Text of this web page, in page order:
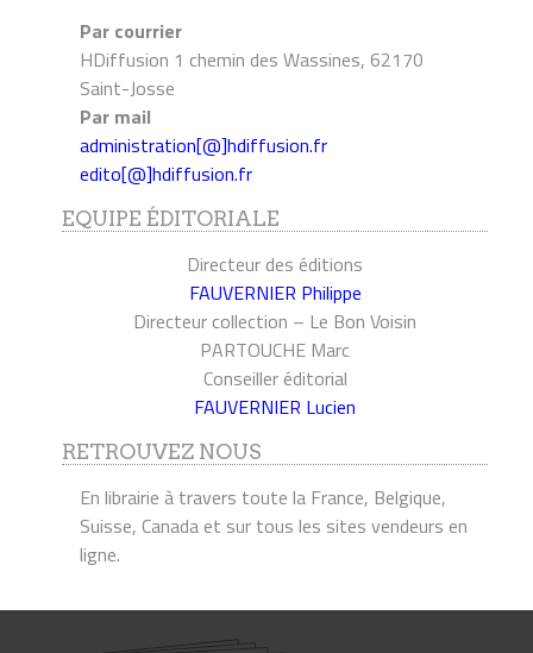
Par courrier
HDiffusion 1 chemin des Wassines, 62170
Saint-Josse
Par mail
administration[@]hdiffusion.fr
edito[@]hdiffusion.fr
EQUIPE ÉDITORIALE
Directeur des éditions
FAUVERNIER Philippe
Directeur collection – Le Bon Voisin
PARTOUCHE Marc
Conseiller éditorial
FAUVERNIER Lucien
RETROUVEZ NOUS
En librairie à travers toute la France, Belgique,
Suisse, Canada et sur tous les sites vendeurs en
ligne.